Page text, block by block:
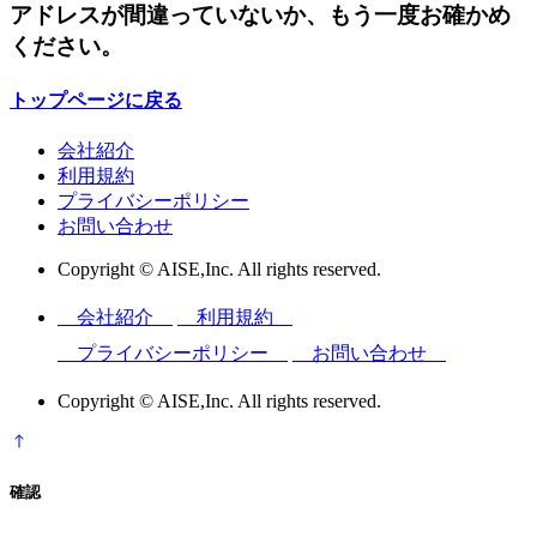
アドレスが間違っていないか、もう一度お確かめ
ください。
トップページに戻る
会社紹介
利用規約
プライバシーポリシー
お問い合わせ
Copyright © AISE,Inc. All rights reserved.
会社紹介
利用規約
プライバシーポリシー
お問い合わせ
Copyright © AISE,Inc. All rights reserved.
確認